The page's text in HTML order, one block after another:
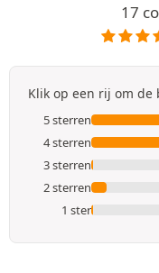
17
Klik op een rij om
5 sterren
4 sterren
3 sterren
2 sterren
1 ster